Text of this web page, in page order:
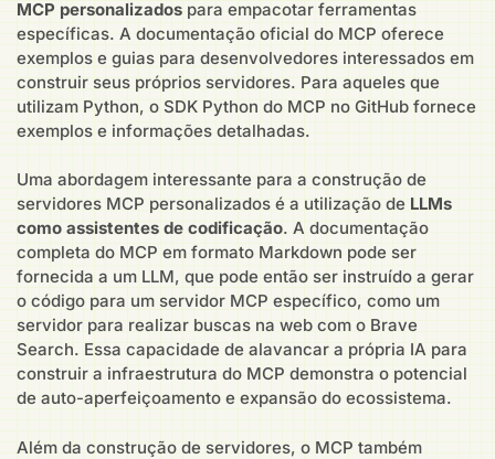
MCP personalizados para empacotar ferramentas
específicas. A documentação oficial do MCP oferece
exemplos e guias para desenvolvedores interessados em
construir seus próprios servidores. Para aqueles que
utilizam Python, o SDK Python do MCP no GitHub fornece
exemplos e informações detalhadas.
Uma abordagem interessante para a construção de
servidores MCP personalizados é a utilização de LLMs
como assistentes de codificação. A documentação
completa do MCP em formato Markdown pode ser
fornecida a um LLM, que pode então ser instruído a gerar
o código para um servidor MCP específico, como um
servidor para realizar buscas na web com o Brave
Search. Essa capacidade de alavancar a própria IA para
construir a infraestrutura do MCP demonstra o potencial
de auto-aperfeiçoamento e expansão do ecossistema.
Além da construção de servidores, o MCP também